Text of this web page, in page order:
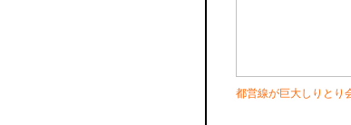
都営線が巨大しりとり